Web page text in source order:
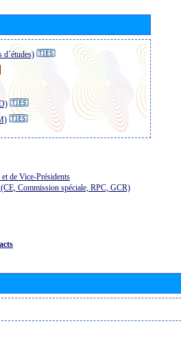
d´études)
de Vice-Présidents
Commission spéciale, RPC, GCR)